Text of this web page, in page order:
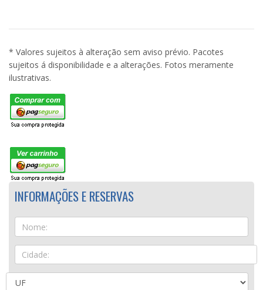
* Valores sujeitos à alteração sem aviso prévio. Pacotes
sujeitos á disponibilidade e a alterações. Fotos meramente
ilustrativas.
INFORMAÇÕES E RESERVAS